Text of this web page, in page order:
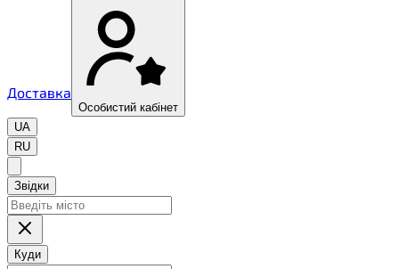
Доставка
Особистий кабінет
UA
RU
Звідки
Куди